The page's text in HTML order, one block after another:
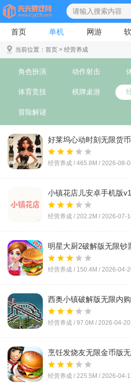
首页 单机 网游
文章
当前位置： 首页 > 经营养成
角色扮演 动作射击
体育竞技 棋牌桌游
冒险解谜
好莱坞心动时刻无限货
经营养成 / 465.8M / 2026-08-
小镇花店儿安卓手机版
经营养成 / 202.2M / 2026-07-
明星大厨2破解版无限钞
经营养成 / 150.4M / 2026-04-
西奥小镇破解版无限内购
(TheoTown)v1.12.65a 手
经营养成 / 97.0M / 2026-04-20
烹饪发烧友无限金币版
(Cooking Fever)v26.2.2
经营养成 / 225.5M / 2026-04-